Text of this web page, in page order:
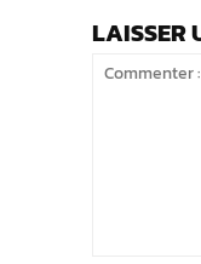
LAISSER